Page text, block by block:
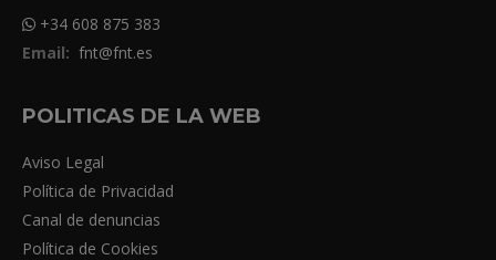
+34 608 875 383
Email: fnt@fnt.es
POLITICAS DE LA WEB
Aviso Legal
Política de Privacidad
Canal de denuncias
Política de Cookies